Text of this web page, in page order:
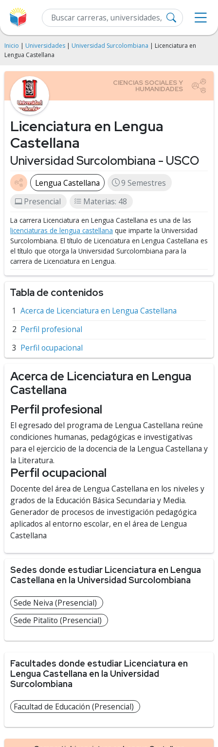
Inicio | Universidades | Universidad Surcolombiana | Licenciatura en
Lengua Castellana
Licenciatura en Lengua
Castellana
Universidad Surcolombiana - USCO
Lengua Castellana
9 Semestres
Presencial
Materias: 48
La carrera Licenciatura en Lengua Castellana es una de las
licenciaturas de lengua castellana que imparte la Universidad
Surcolombiana. El título de Licenciatura en Lengua Castellana es
el título que otorga la Universidad Surcolombiana para la
carrera de Licenciatura en Lengua.
Tabla de contenidos
Acerca de Licenciatura en Lengua Castellana
Perfil profesional
Perfil ocupacional
Acerca de Licenciatura en Lengua
Castellana
Perfil profesional
El egresado del programa de Lengua Castellana reúne
condiciones humanas, pedagógicas e investigativas
para el ejercicio de la docencia de la Lengua Castellana y
la Literatura.
Perfil ocupacional
Docente del área de Lengua Castellana en los niveles y
grados de la Educación Básica Secundaria y Media.
Generador de procesos de investigación pedagógica
aplicados al entorno escolar, en el área de Lengua
Castellana
Sedes donde estudiar Licenciatura en Lengua
Castellana en la Universidad Surcolombiana
Sede Neiva (Presencial)
Sede Pitalito (Presencial)
Facultades donde estudiar Licenciatura en
Lengua Castellana en la Universidad
Surcolombiana
Facultad de Educación (Presencial)